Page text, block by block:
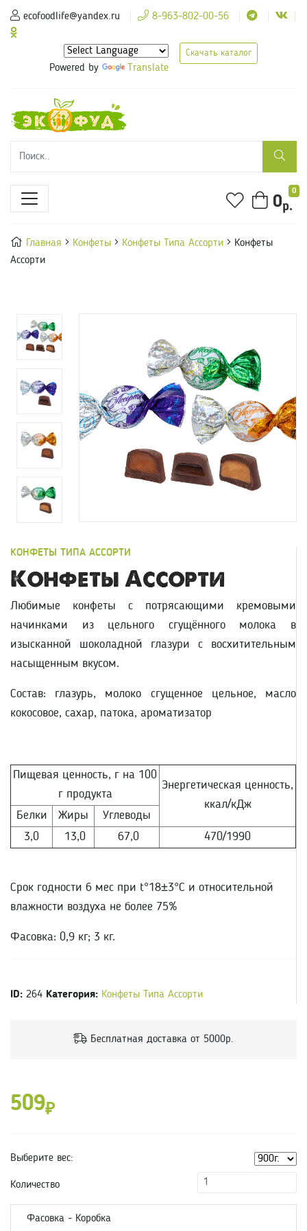
ecofoodlife@yandex.ru 8-963-802-00-56
Powered by Translate
Скачать каталог
0
0р.
Главная Конфеты Конфеты Типа Ассорти
Конфеты
Ассорти
КОНФЕТЫ ТИПА АССОРТИ
Конфеты Ассорти
Любимые конфеты с потрясающими кремовыми
начинками из цельного сгущённого молока в
изысканной шоколадной глазури с восхитительным
насыщенным вкусом.
Состав: глазурь, молоко сгущенное цельное, масло
кокосовое, сахар, патока, ароматизатор
Пищевая ценность, г на 100
г продукта
Энергетическая ценность,
ккал/кДж
Белки
Жиры
Углеводы
3,0
13,0 67,0 470/1990
Срок годности 6 мес при t°18±3°С и относительной
влажности воздуха не более 75%
Фасовка: 0,9 кг; 3 кг.
ID: 264 Категория: Конфеты Типа Ассорти
Бесплатная доставка от 5000р.
509₽
Выберите вес:
Количество
Фасовка - Коробка